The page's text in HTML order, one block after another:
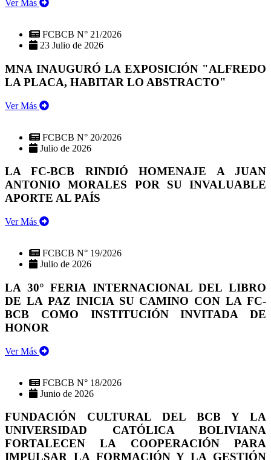
Ver Más
FCBCB N° 21/2026
23 Julio de 2026
MNA INAUGURÓ LA EXPOSICIÓN "ALFREDO
LA PLACA, HABITAR LO ABSTRACTO"
Ver Más
FCBCB N° 20/2026
Julio de 2026
LA FC-BCB RINDIÓ HOMENAJE A JUAN
ANTONIO MORALES POR SU INVALUABLE
APORTE AL PAÍS
Ver Más
FCBCB N° 19/2026
Julio de 2026
LA 30° FERIA INTERNACIONAL DEL LIBRO
DE LA PAZ INICIA SU CAMINO CON LA FC-
BCB COMO INSTITUCIÓN INVITADA DE
HONOR
Ver Más
FCBCB N° 18/2026
Junio de 2026
FUNDACIÓN CULTURAL DEL BCB Y LA
UNIVERSIDAD CATÓLICA BOLIVIANA
FORTALECEN LA COOPERACIÓN PARA
IMPULSAR LA FORMACIÓN Y LA GESTIÓN